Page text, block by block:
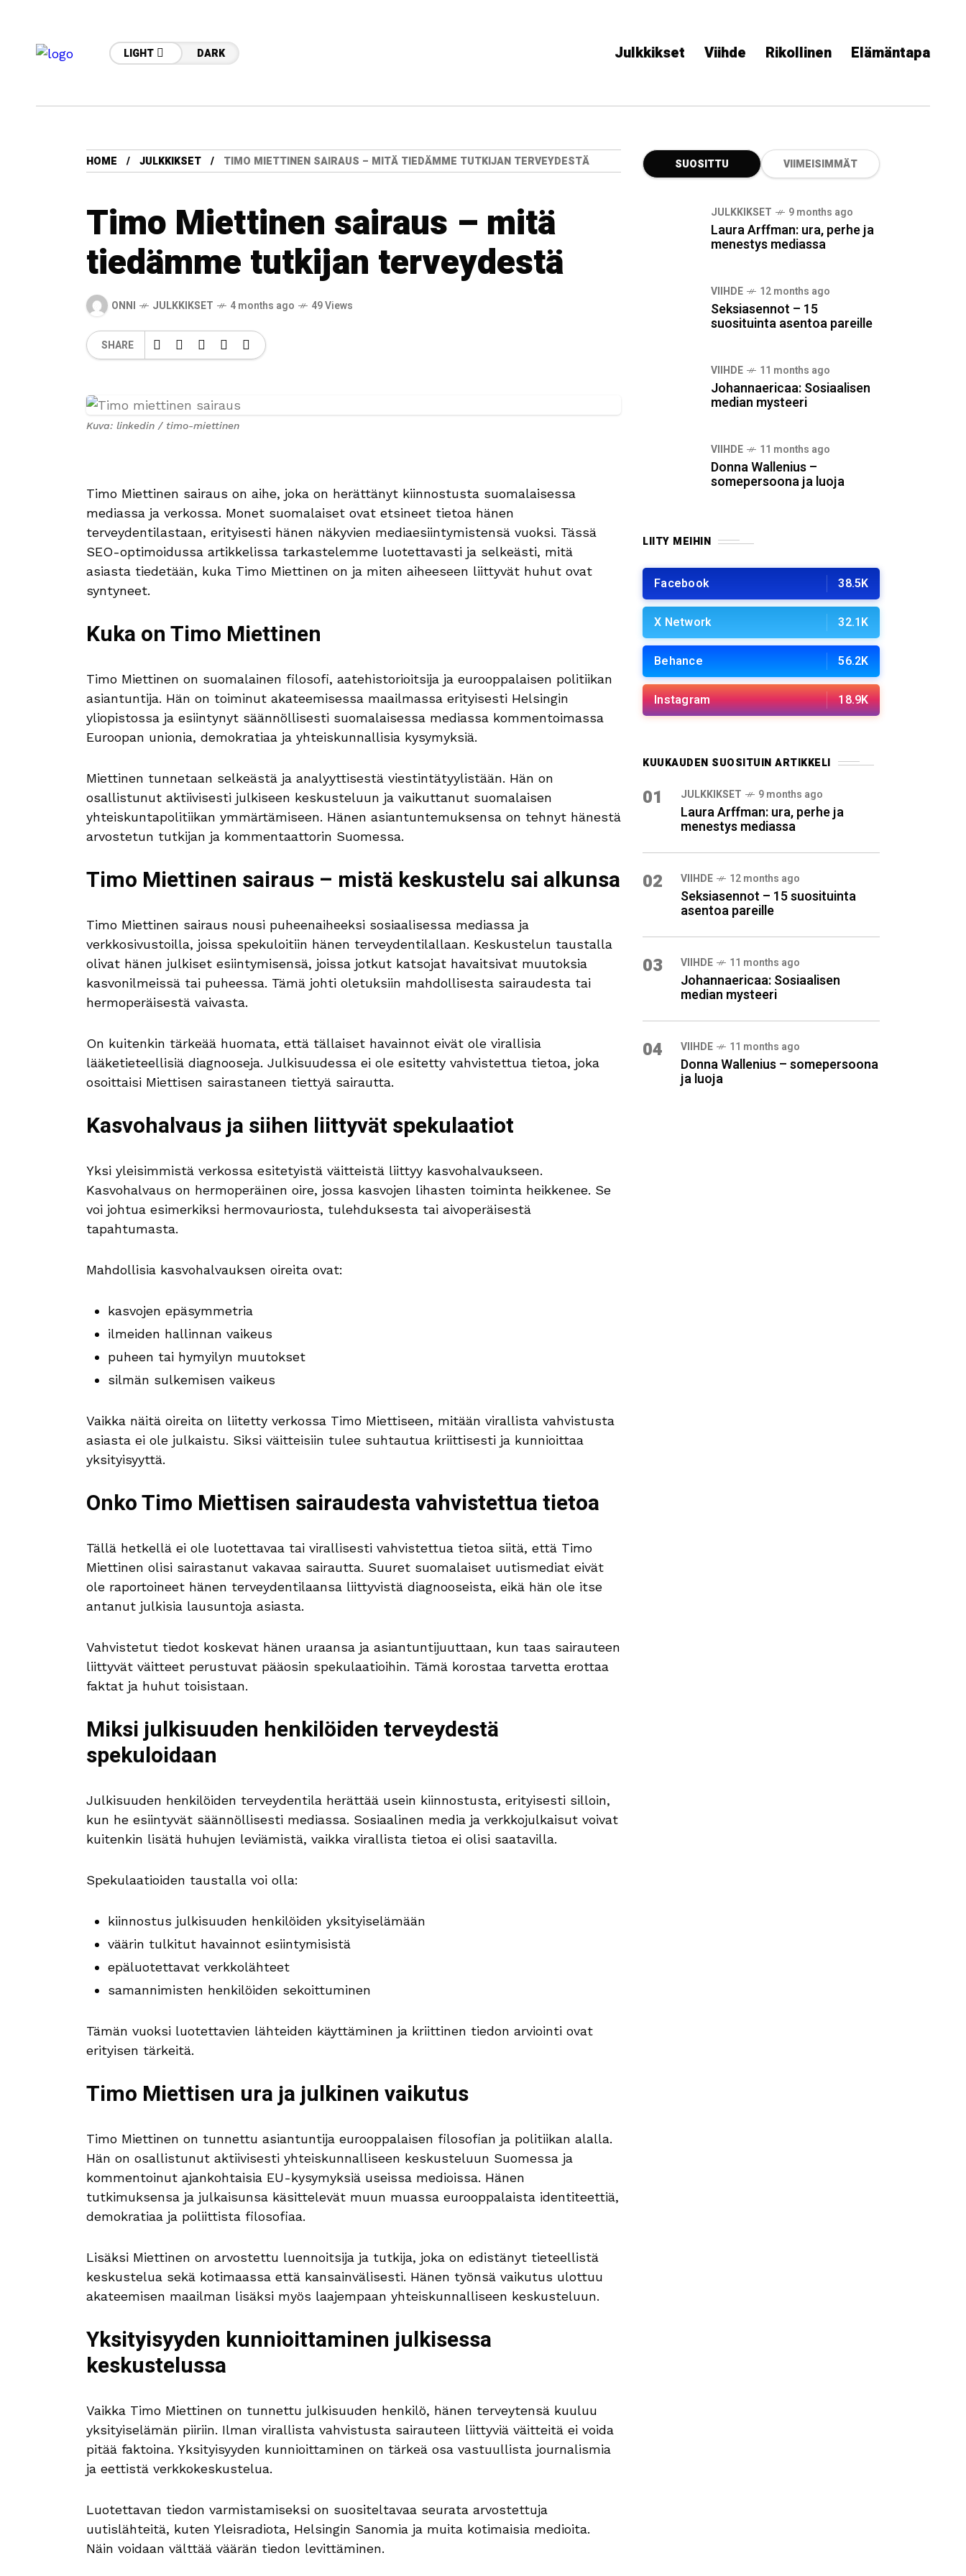
LIGHT DARK Julkkikset Viihde Rikollinen Elämäntapa
HOME JULKKIKSET TIMO MIETTINEN SAIRAUS – MITÄ TIEDÄMME TUTKIJAN TERVEYDESTÄ
Timo Miettinen sairaus – mitä
tiedämme tutkijan terveydestä
ONNI JULKKIKSET 4 months ago 49 Views
SHARE
Kuva: linkedin / timo-miettinen
Timo Miettinen sairaus on aihe, joka on herättänyt kiinnostusta suomalaisessa
mediassa ja verkossa. Monet suomalaiset ovat etsineet tietoa hänen
terveydentilastaan, erityisesti hänen näkyvien mediaesiintymistensä vuoksi. Tässä
SEO-optimoidussa artikkelissa tarkastelemme luotettavasti ja selkeästi, mitä
asiasta tiedetään, kuka Timo Miettinen on ja miten aiheeseen liittyvät huhut ovat
syntyneet.
Kuka on Timo Miettinen
Timo Miettinen on suomalainen filosofi, aatehistorioitsija ja eurooppalaisen politiikan
asiantuntija. Hän on toiminut akateemisessa maailmassa erityisesti Helsingin
yliopistossa ja esiintynyt säännöllisesti suomalaisessa mediassa kommentoimassa
Euroopan unionia, demokratiaa ja yhteiskunnallisia kysymyksiä.
Miettinen tunnetaan selkeästä ja analyyttisestä viestintätyylistään. Hän on
osallistunut aktiivisesti julkiseen keskusteluun ja vaikuttanut suomalaisen
yhteiskuntapolitiikan ymmärtämiseen. Hänen asiantuntemuksensa on tehnyt hänestä
arvostetun tutkijan ja kommentaattorin Suomessa.
Timo Miettinen sairaus – mistä keskustelu sai alkunsa
Timo Miettinen sairaus nousi puheenaiheeksi sosiaalisessa mediassa ja
verkkosivustoilla, joissa spekuloitiin hänen terveydentilallaan. Keskustelun taustalla
olivat hänen julkiset esiintymisensä, joissa jotkut katsojat havaitsivat muutoksia
kasvonilmeissä tai puheessa. Tämä johti oletuksiin mahdollisesta sairaudesta tai
hermoperäisestä vaivasta.
On kuitenkin tärkeää huomata, että tällaiset havainnot eivät ole virallisia
lääketieteellisiä diagnooseja. Julkisuudessa ei ole esitetty vahvistettua tietoa, joka
osoittaisi Miettisen sairastaneen tiettyä sairautta.
Kasvohalvaus ja siihen liittyvät spekulaatiot
Yksi yleisimmistä verkossa esitetyistä väitteistä liittyy kasvohalvaukseen.
Kasvohalvaus on hermoperäinen oire, jossa kasvojen lihasten toiminta heikkenee. Se
voi johtua esimerkiksi hermovauriosta, tulehduksesta tai aivoperäisestä
tapahtumasta.
Mahdollisia kasvohalvauksen oireita ovat:
kasvojen epäsymmetria
ilmeiden hallinnan vaikeus
puheen tai hymyilyn muutokset
silmän sulkemisen vaikeus
Vaikka näitä oireita on liitetty verkossa Timo Miettiseen, mitään virallista vahvistusta
asiasta ei ole julkaistu. Siksi väitteisiin tulee suhtautua kriittisesti ja kunnioittaa
yksityisyyttä.
Onko Timo Miettisen sairaudesta vahvistettua tietoa
Tällä hetkellä ei ole luotettavaa tai virallisesti vahvistettua tietoa siitä, että Timo
Miettinen olisi sairastanut vakavaa sairautta. Suuret suomalaiset uutismediat eivät
ole raportoineet hänen terveydentilaansa liittyvistä diagnooseista, eikä hän ole itse
antanut julkisia lausuntoja asiasta.
Vahvistetut tiedot koskevat hänen uraansa ja asiantuntijuuttaan, kun taas sairauteen
liittyvät väitteet perustuvat pääosin spekulaatioihin. Tämä korostaa tarvetta erottaa
faktat ja huhut toisistaan.
Miksi julkisuuden henkilöiden terveydestä
spekuloidaan
Julkisuuden henkilöiden terveydentila herättää usein kiinnostusta, erityisesti silloin,
kun he esiintyvät säännöllisesti mediassa. Sosiaalinen media ja verkkojulkaisut voivat
kuitenkin lisätä huhujen leviämistä, vaikka virallista tietoa ei olisi saatavilla.
Spekulaatioiden taustalla voi olla:
kiinnostus julkisuuden henkilöiden yksityiselämään
väärin tulkitut havainnot esiintymisistä
epäluotettavat verkkolähteet
samannimisten henkilöiden sekoittuminen
Tämän vuoksi luotettavien lähteiden käyttäminen ja kriittinen tiedon arviointi ovat
erityisen tärkeitä.
Timo Miettisen ura ja julkinen vaikutus
Timo Miettinen on tunnettu asiantuntija eurooppalaisen filosofian ja politiikan alalla.
Hän on osallistunut aktiivisesti yhteiskunnalliseen keskusteluun Suomessa ja
kommentoinut ajankohtaisia EU-kysymyksiä useissa medioissa. Hänen
tutkimuksensa ja julkaisunsa käsittelevät muun muassa eurooppalaista identiteettiä,
demokratiaa ja poliittista filosofiaa.
Lisäksi Miettinen on arvostettu luennoitsija ja tutkija, joka on edistänyt tieteellistä
keskustelua sekä kotimaassa että kansainvälisesti. Hänen työnsä vaikutus ulottuu
akateemisen maailman lisäksi myös laajempaan yhteiskunnalliseen keskusteluun.
Yksityisyyden kunnioittaminen julkisessa
keskustelussa
Vaikka Timo Miettinen on tunnettu julkisuuden henkilö, hänen terveytensä kuuluu
yksityiselämän piiriin. Ilman virallista vahvistusta sairauteen liittyviä väitteitä ei voida
pitää faktoina. Yksityisyyden kunnioittaminen on tärkeä osa vastuullista journalismia
ja eettistä verkkokeskustelua.
Luotettavan tiedon varmistamiseksi on suositeltavaa seurata arvostettuja
uutislähteitä, kuten Yleisradiota, Helsingin Sanomia ja muita kotimaisia medioita.
Näin voidaan välttää väärän tiedon levittäminen.
SUOSITTU VIIMEISIMMÄT
JULKKIKSET 9 months ago
Laura Arffman: ura, perhe ja
menestys mediassa
VIIHDE 12 months ago
Seksiasennot – 15
suosituinta asentoa pareille
VIIHDE 11 months ago
Johannaericaa: Sosiaalisen
median mysteeri
VIIHDE 11 months ago
Donna Wallenius –
somepersoona ja luoja
LIITY MEIHIN
Facebook 38.5K
X Network 32.1K
Behance 56.2K
Instagram 18.9K
KUUKAUDEN SUOSITUIN ARTIKKELI
01 JULKKIKSET 9 months ago
Laura Arffman: ura, perhe ja
menestys mediassa
02 VIIHDE 12 months ago
Seksiasennot – 15 suosituinta
asentoa pareille
03 VIIHDE 11 months ago
Johannaericaa: Sosiaalisen
median mysteeri
04 VIIHDE 11 months ago
Donna Wallenius – somepersoona
ja luoja